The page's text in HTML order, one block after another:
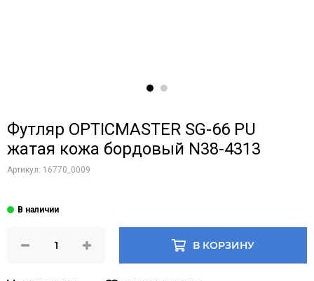
Футляр OPTICMASTER SG-66 PU
жатая кожа бордовый N38-4313
Артикул: 16770_0009
В КОРЗИНУ